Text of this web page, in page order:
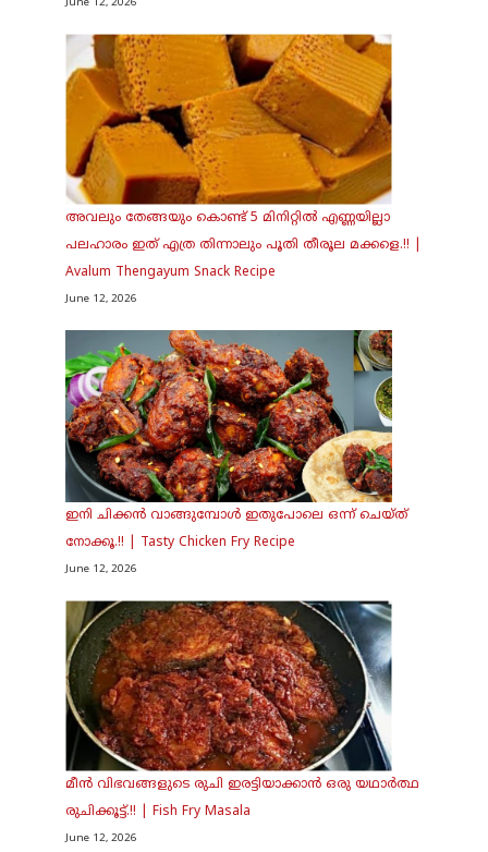
June 12, 2026
അവലും തേങ്ങയും കൊണ്ട് 5 മിനിറ്റിൽ എണ്ണയില്ലാ
പലഹാരം ഇത് എത്ര തിന്നാലും പൂതി തീരൂല മക്കളെ.!! |
Avalum Thengayum Snack Recipe
June 12, 2026
ഇനി ചിക്കൻ വാങ്ങുമ്പോൾ ഇതുപോലെ ഒന്ന് ചെയ്ത്
നോക്കൂ.!! | Tasty Chicken Fry Recipe
June 12, 2026
മീൻ വിഭവങ്ങളുടെ രുചി ഇരട്ടിയാക്കാൻ ഒരു യഥാർത്ഥ
രുചിക്കൂട്ട്.!! | Fish Fry Masala
June 12, 2026